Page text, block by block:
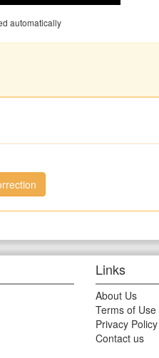
automatically
Links
About Us
Terms of Use
Privacy Policy
Contact us